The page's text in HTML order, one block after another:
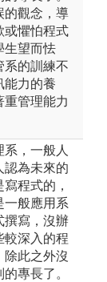
的觀念，導
或懼怕程式
生望而怯
系的訓練不
能力的養
重管理能力
系，一般人
認為未來的
程式的，
一般應用系
撰寫，沒辦
較深入的程
除此之外沒
專長了。